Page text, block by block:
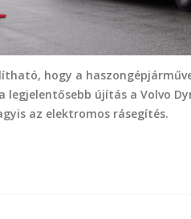
hogy a
újítás a Volvo
az elektromos rásegítés.